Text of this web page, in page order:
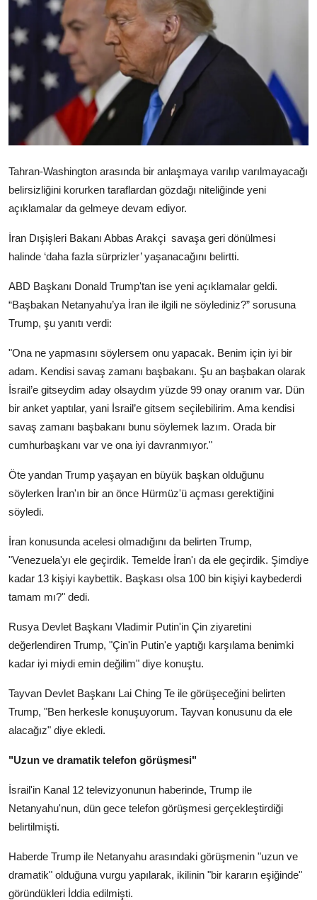
İletişim
Türkçe
Tahran-Washington arasında bir anlaşmaya varılıp varılmayacağı
belirsizliğini korurken taraflardan gözdağı niteliğinde yeni
açıklamalar da gelmeye devam ediyor.
İran Dışişleri Bakanı Abbas Arakçi savaşa geri dönülmesi
halinde ‘daha fazla sürprizler’ yaşanacağını belirtti.
ABD Başkanı Donald Trump'tan ise yeni açıklamalar geldi.
“Başbakan Netanyahu’ya İran ile ilgili ne söylediniz?” sorusuna
Trump, şu yanıtı verdi:
"Ona ne yapmasını söylersem onu yapacak. Benim için iyi bir
adam. Kendisi savaş zamanı başbakanı. Şu an başbakan olarak
İsrail’e gitseydim aday olsaydım yüzde 99 onay oranım var. Dün
bir anket yaptılar, yani İsrail’e gitsem seçilebilirim. Ama kendisi
savaş zamanı başbakanı bunu söylemek lazım. Orada bir
cumhurbaşkanı var ve ona iyi davranmıyor."
Öte yandan Trump yaşayan en büyük başkan olduğunu
söylerken İran'ın bir an önce Hürmüz'ü açması gerektiğini
söyledi.
İran konusunda acelesi olmadığını da belirten Trump,
"Venezuela'yı ele geçirdik. Temelde İran'ı da ele geçirdik. Şimdiye
kadar 13 kişiyi kaybettik. Başkası olsa 100 bin kişiyi kaybederdi
tamam mı?" dedi.
Rusya Devlet Başkanı Vladimir Putin'in Çin ziyaretini
değerlendiren Trump, "Çin'in Putin'e yaptığı karşılama benimki
kadar iyi miydi emin değilim" diye konuştu.
Tayvan Devlet Başkanı Lai Ching Te ile görüşeceğini belirten
Trump, "Ben herkesle konuşuyorum. Tayvan konusunu da ele
alacağız" diye ekledi.
"Uzun ve dramatik telefon görüşmesi"
İsrail'in Kanal 12 televizyonunun haberinde, Trump ile
Netanyahu'nun, dün gece telefon görüşmesi gerçekleştirdiği
belirtilmişti.
Haberde Trump ile Netanyahu arasındaki görüşmenin "uzun ve
dramatik" olduğuna vurgu yapılarak, ikilinin "bir kararın eşiğinde"
göründükleri İddia edilmişti.